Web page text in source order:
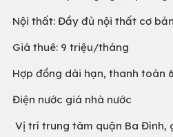
Nội thất: Đầy đủ nội thất cơ
Giá thuê: 9 triệu/tháng
Hợp đồng dài hạn, thanh toán
Điện nước giá nhà nước
Vị trí trung tâm quận Ba Đình,